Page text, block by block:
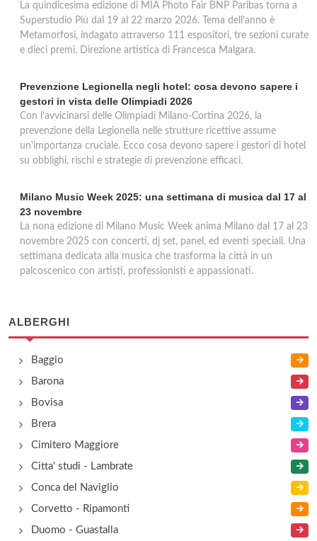
La quindicesima edizione di MIA Photo Fair BNP Paribas torna a
Superstudio Più dal 19 al 22 marzo 2026. Tema dell'anno è
Metamorfosi, indagato attraverso 111 espositori, tre sezioni curate
e dieci premi. Direzione artistica di Francesca Malgara.
Prevenzione Legionella negli hotel: cosa devono sapere i
gestori in vista delle Olimpiadi 2026
Con l'avvicinarsi delle Olimpiadi Milano-Cortina 2026, la
prevenzione della Legionella nelle strutture ricettive assume
un'importanza cruciale. Ecco cosa devono sapere i gestori di hotel
su obblighi, rischi e strategie di prevenzione efficaci.
Milano Music Week 2025: una settimana di musica dal 17 al
23 novembre
La nona edizione di Milano Music Week anima Milano dal 17 al 23
novembre 2025 con concerti, dj set, panel, ed eventi speciali. Una
settimana dedicata alla musica che trasforma la città in un
palcoscenico con artisti, professionisti e appassionati.
ALBERGHI
Baggio
Barona
Bovisa
Brera
Cimitero Maggiore
Citta' studi - Lambrate
Conca del Naviglio
Corvetto - Ripamonti
Duomo - Guastalla